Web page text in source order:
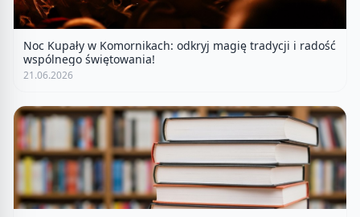
Noc Kupały w Komornikach: odkryj magię tradycji i radość
wspólnego świętowania!
21.06.2026